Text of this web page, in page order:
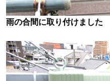
雨の合間に取り付けました